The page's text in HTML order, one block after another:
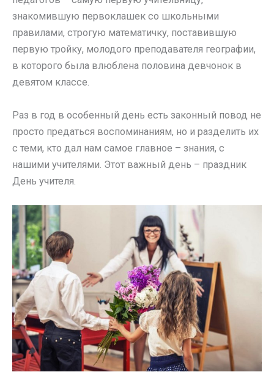
знакомившую первоклашек со школьными
правилами, строгую математичку, поставившую
первую тройку, молодого преподавателя географии,
в которого была влюблена половина девчонок в
девятом классе.
Раз в год в особенный день есть законный повод не
просто предаться воспоминаниям, но и разделить их
с теми, кто дал нам самое главное – знания, с
нашими учителями. Этот важный день – праздник
День учителя.